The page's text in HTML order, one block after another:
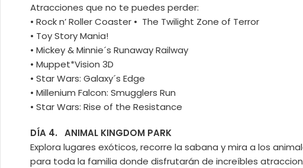
Atracciones que no te puedes perder:
• Rock n’ Roller Coaster • The Twilight Zone of Terror
• Toy Story Mania!
• Mickey & Minnie´s Runaway Railway
• Muppet*Vision 3D
• Star Wars: Galaxy´s Edge
• Millenium Falcon: Smugglers Run
• Star Wars: Rise of the Resistance
DÍA 4. ANIMAL KINGDOM PARK
Explora lugares exóticos, recorre la sabana y mira a los
para toda la familia donde disfrutarán de increíbles